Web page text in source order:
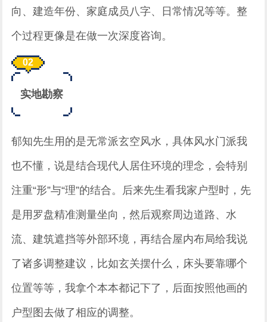
向、建造年份、家庭成员八字、日常情况等等。整
个过程更像是在做一次深度咨询。
02
实地勘察
郁知先生用的是无常派玄空风水，具体风水门派我
也不懂，说是结合现代人居住环境的理念，会特别
注重“形”与“理”的结合。后来先生看我家户型时，先
是用罗盘精准测量坐向，然后观察周边道路、水
流、建筑遮挡等外部环境，再结合屋内布局给我说
了诸多调整建议，比如玄关摆什么，床头要靠哪个
位置等等，我拿个本本都记下了，后面按照他画的
户型图去做了相应的调整。